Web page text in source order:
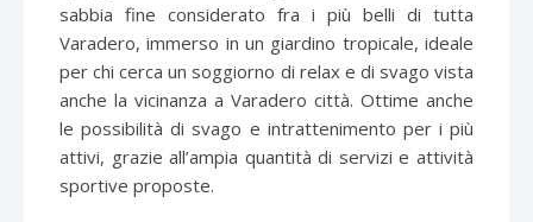
sabbia fine considerato fra i più belli di tutta
Varadero, immerso in un giardino tropicale, ideale
per chi cerca un soggiorno di relax e di svago vista
anche la vicinanza a Varadero città. Ottime anche
le possibilità di svago e intrattenimento per i più
attivi, grazie all’ampia quantità di servizi e attività
sportive proposte.